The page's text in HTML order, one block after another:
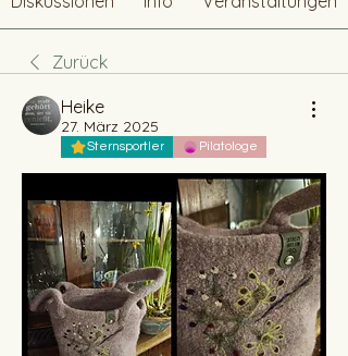
Zurück
Heike
27. März 2025
Sternsportler Pilatologe